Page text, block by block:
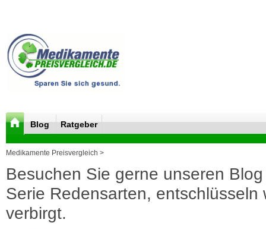
Blog Ratgeber
Medikamente Preisvergleich >
Besuchen Sie gerne unseren
Serie Redensarten, entschlüsseln
verbirgt.